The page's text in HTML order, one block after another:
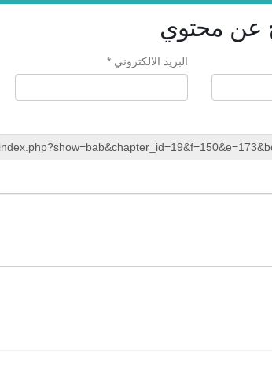
عن محتوي
البريد الالكتروني *